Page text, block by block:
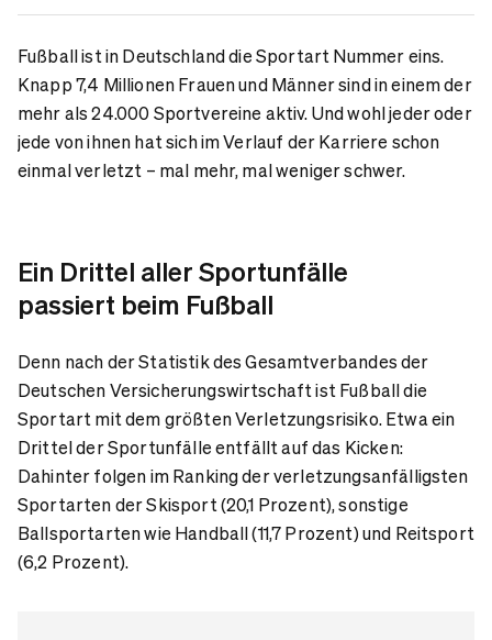
Fußball ist in Deutschland die Sportart Nummer eins.
Knapp 7,4 Millionen Frauen und Männer sind in einem der
mehr als 24.000 Sportvereine aktiv. Und wohl jeder oder
jede von ihnen hat sich im Verlauf der Karriere schon
einmal verletzt – mal mehr, mal weniger schwer.
Ein Drittel aller Sportunfälle
passiert beim Fußball
Denn nach der Statistik des Gesamtverbandes der
Deutschen Versicherungswirtschaft ist Fußball die
Sportart mit dem größten Verletzungsrisiko. Etwa ein
Drittel der Sportunfälle entfällt auf das Kicken:
Dahinter folgen im Ranking der verletzungsanfälligsten
Sportarten der Skisport (20,1 Prozent), sonstige
Ballsportarten wie Handball (11,7 Prozent) und Reitsport
(6,2 Prozent).